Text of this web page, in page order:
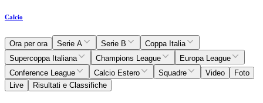
Calcio
Ora per ora Serie A Serie B
Coppa Italia
Supercoppa Italiana
Champions League
Europa League
Conference League
Calcio Estero Squadre Video
Foto
Live
Risultati e Classifiche